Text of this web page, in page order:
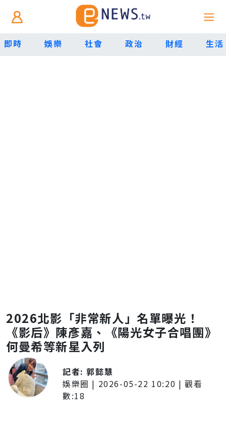
即時 娛樂 社會 政治 財經 生活
2026北影「非常新人」名單曝光！
《影后》陳彥嘉、《陽光女子合唱團》
何曼希等新星入列
記者:郭懿慧
娛樂圈 | 2026-05-22 10:20 | 觀看
數:18